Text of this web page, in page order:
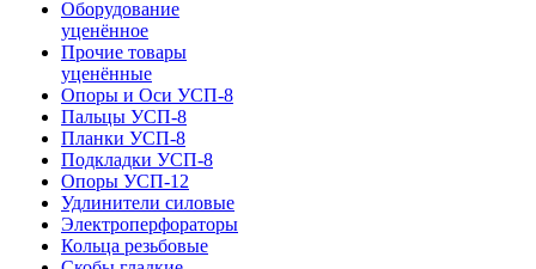
Оборудование
уценённое
Прочие товары
уценённые
Опоры и Оси УСП-8
Пальцы УСП-8
Планки УСП-8
Подкладки УСП-8
Опоры УСП-12
Удлинители силовые
Электроперфораторы
Кольца резьбовые